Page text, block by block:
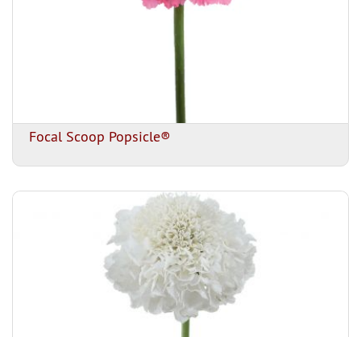
Focal Scoop Popsicle®